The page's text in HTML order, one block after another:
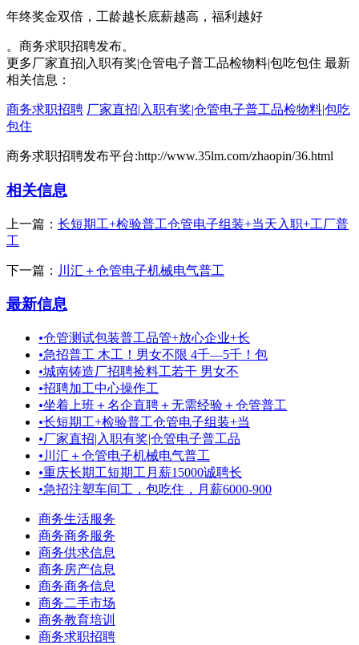
年终奖金双倍，工龄越长底薪越高，福利越好
。商务求职招聘发布。
更多厂家直招|入职有奖|仓管电子普工品检物料|包吃包住 最新
相关信息：
商务求职招聘 厂家直招|入职有奖|仓管电子普工品检物料|包吃
包住
商务求职招聘发布平台:http://www.35lm.com/zhaopin/36.html
相关信息
上一篇： 长短期工+检验普工仓管电子组装+当天入职+工厂普
工
下一篇： 川汇＋仓管电子机械电气普工
最新信息
•仓管测试包装普工品管+放心企业+长
•急招普工 木工！男女不限 4千—5千！包
•城南铸造厂招聘捡料工若干 男女不
•招聘加工中心操作工
•坐着上班＋名企直聘＋无需经验＋仓管普工
•长短期工+检验普工仓管电子组装+当
•厂家直招|入职有奖|仓管电子普工品
• 川汇＋仓管电子机械电气普工
•重庆长期工短期工月薪15000诚聘长
•急招注塑车间工，包吃住，月薪6000-900
商务生活服务
商务商务服务
商务供求信息
商务房产信息
商务商务信息
商务二手市场
商务教育培训
商务求职招聘